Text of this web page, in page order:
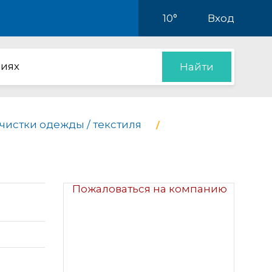
10° Вход
Найти
одежды / текстиля
Пожаловаться на компанию